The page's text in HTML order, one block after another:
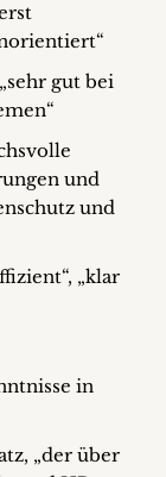
gut bei
und
und
„klar
in
„der über